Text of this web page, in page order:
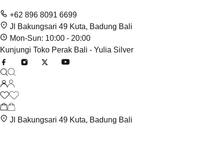
+62 896 8091 6699
Jl Bakungsari 49 Kuta, Badung Bali
Mon-Sun: 10:00 - 20:00
Kunjungi Toko Perak Bali - Yulia Silver
Jl Bakungsari 49 Kuta, Badung Bali